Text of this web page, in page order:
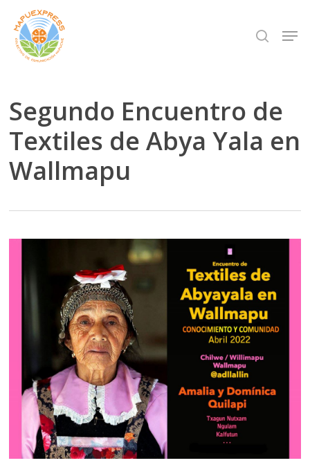
Skip
main
search
Segundo Encuentro de
Textiles de Abya Yala en
Wallmapu
Close